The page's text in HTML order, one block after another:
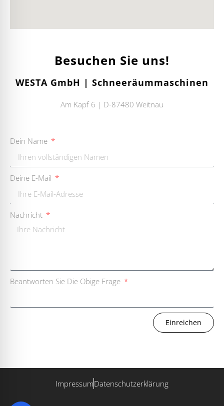
Besuchen Sie uns!
WESTA GmbH | Schneeräummaschinen
Am Kapf 6 | D-87480 Weitnau
Dein Name
Deine E-Mail
Nachricht
Beantworten Sie Die Obige Frage
Einreichen
ImpressumDatenschutzerklärung